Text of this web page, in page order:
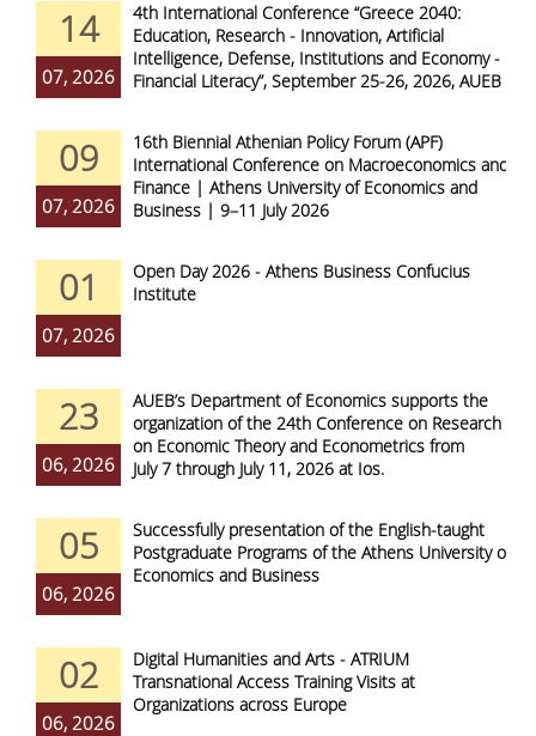
14
07, 2026
4th International Conference “Greece 2040:
Education, Research - Innovation, Artificial
Intelligence, Defense, Institutions and Economy -
Financial Literacy”, September 25-26, 2026, AUEB
09
07, 2026
16th Biennial Athenian Policy Forum (APF)
International Conference on Macroeconomics and
Finance | Athens University of Economics and
Business | 9–11 July 2026
01
07, 2026
Open Day 2026 - Athens Business Confucius
Institute
23
06, 2026
AUEB’s Department of Economics supports the
organization of the 24th Conference on Research
on Economic Theory and Econometrics from
July 7 through July 11, 2026 at Ios.
05
06, 2026
Successfully presentation of the English-taught
Postgraduate Programs of the Athens University of
Economics and Business
02
06, 2026
Digital Humanities and Arts - ATRIUM
Transnational Access Training Visits at
Organizations across Europe